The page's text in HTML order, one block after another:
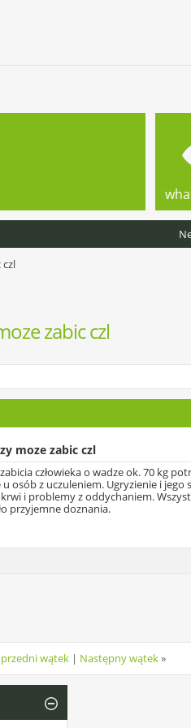
zabic czl
moze zabic czl
człowieka o wadze ok. 70 kg
u osób z uczuleniem. Ugryzienie i
i problemy z oddychaniem.
przyjemne doznania.
wątek | Następny wątek»